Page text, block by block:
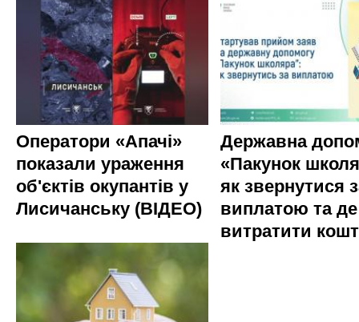
Оператори «Апачі»
показали ураження
об'єктів окупантів у
Лисичанську (ВІДЕО)
Державна
«Пакунок
як звернутися
виплатою та де
витратити